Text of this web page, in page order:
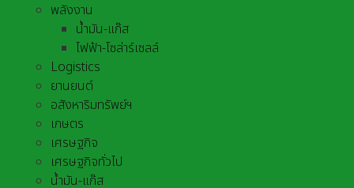
พลังงาน
น้ำมัน-แก๊ส
ไฟฟ้า-โซล่าร์เซลล์
Logistics
ยานยนต์
อสังหาริมทรัพย์ฯ
เกษตร
เศรษฐกิจ
เศรษฐกิจทั่วไป
น้ำมัน-แก๊ส